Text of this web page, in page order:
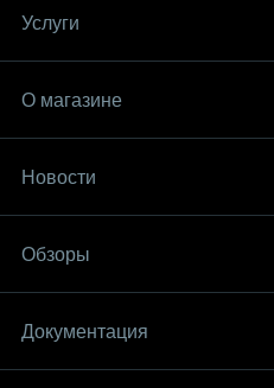
Услуги
О магазине
Новости
Обзоры
Документация